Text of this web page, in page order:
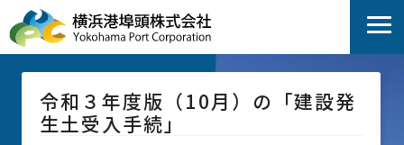
令和３年度版（10月）の「建設発
生土受入手続」